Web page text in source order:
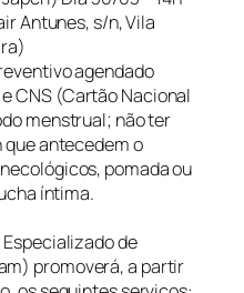
Antunes, s/n, Vila
agendado
CNS (Cartão Nacional
menstrual; não ter
que antecedem o
pomada ou
íntima.
de
promoverá, a partir